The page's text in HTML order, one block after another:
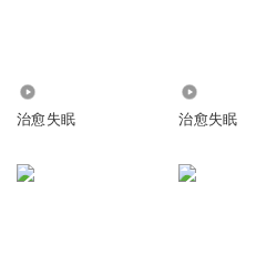
治愈失眠 治愈失眠